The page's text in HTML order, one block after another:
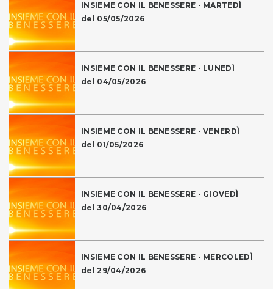
INSIEME CON IL BENESSERE - MARTEDÌ
del 05/05/2026
INSIEME CON IL BENESSERE - LUNEDÌ
del 04/05/2026
INSIEME CON IL BENESSERE - VENERDÌ
del 01/05/2026
INSIEME CON IL BENESSERE - GIOVEDÌ
del 30/04/2026
INSIEME CON IL BENESSERE - MERCOLEDÌ
del 29/04/2026